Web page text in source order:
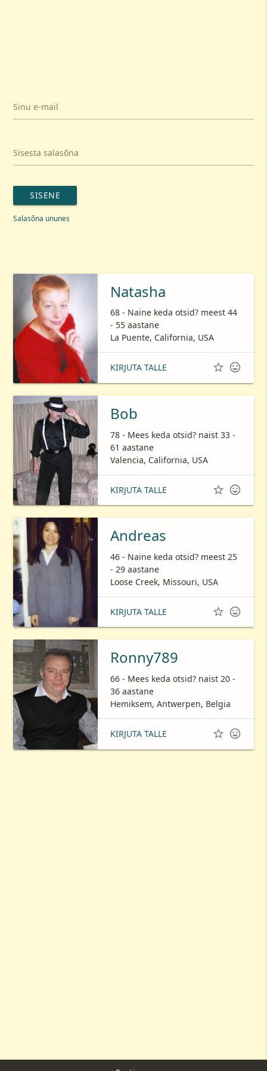
Sinu e-mail
Sisesta salasõna
SISENE
Salasõna ununes
Natasha
68 - Naine keda otsid? meest 44
- 55 aastane
La Puente, California, USA
KIRJUTA TALLE  
Bob
78 - Mees keda otsid? naist 33 -
61 aastane
Valencia, California, USA
KIRJUTA TALLE  
Andreas
46 - Naine keda otsid? meest 25
- 29 aastane
Loose Creek, Missouri, USA
KIRJUTA TALLE  
Ronny789
66 - Mees keda otsid? naist 20 -
36 aastane
Hemiksem, Antwerpen, Belgia
KIRJUTA TALLE  